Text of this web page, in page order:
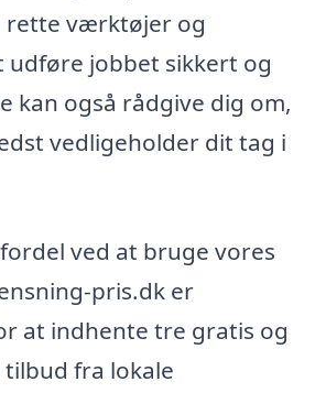
rette værktøjer og
udføre jobbet sikkert og
kan også rådgive dig om,
vedligeholder dit tag i
ved at bruge vores
pris.dk er
at indhente tre gratis og
fra lokale